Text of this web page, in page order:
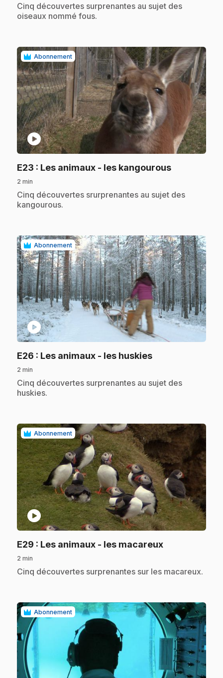
.Cinq découvertes surprenantes au sujet des
oiseaux nommé fous.
Abonnement
play_circle
E23 : Les animaux - les kangourous.
2 min
.Cinq découvertes srurprenantes au sujet des
kangourous.
Abonnement
play_circle
E26 : Les animaux - les huskies.
2 min
.Cinq découvertes surprenantes au sujet des
huskies.
Abonnement
play_circle
E29 : Les animaux - les macareux.
2 min
.Cinq découvertes surprenantes sur les macareux.
Abonnement